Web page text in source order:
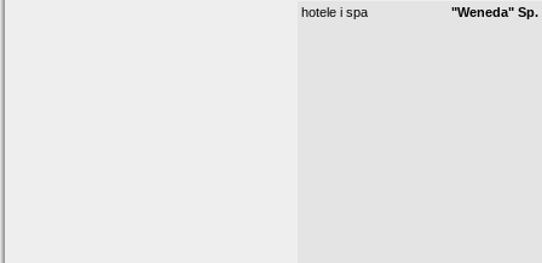
hotele i spa "Weneda"